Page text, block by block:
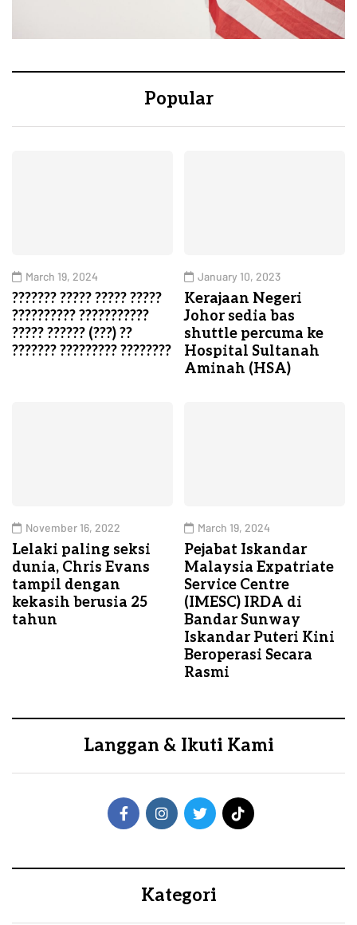
Popular
March 19, 2024
??????? ????? ????? ?????
?????????? ???????????
????? ?????? (???) ??
??????? ????????? ????????
January 10, 2023
Kerajaan Negeri
Johor sedia bas
shuttle percuma ke
Hospital Sultanah
Aminah (HSA)
November 16, 2022
Lelaki paling seksi
dunia, Chris Evans
tampil dengan
kekasih berusia 25
tahun
March 19, 2024
Pejabat Iskandar
Malaysia Expatriate
Service Centre
(IMESC) IRDA di
Bandar Sunway
Iskandar Puteri Kini
Beroperasi Secara
Rasmi
Langgan & Ikuti Kami
Kategori